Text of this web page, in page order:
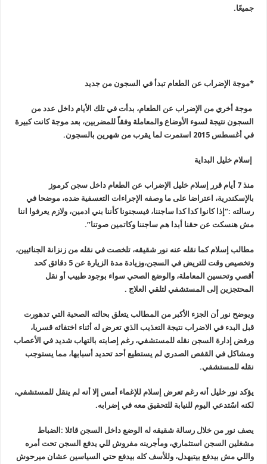
جميعًا.
*موجة الإضراب عن الطعام تبدأ في السجون من جديد
موجة أخري من الإضراب عن الطعام، بدأت في تلك الأيام داخل عدد من
السجون نتيجة لسوء الأوضاع والمعاملة وفقاً للمضربين، بعد موجة كانت كبيرة
في أغسطس2015 استمرت لما يقرب من شهرين بالسجون.
إسلام خليل البداية
منذ 7 أيام قرر إسلام خليل الإضراب عن الطعام داخل سجن كرموز
بالإسكندرية، اعتراضا على ما وصفه الإجراءات التعسفية ضده، موضحا في
رسالته :”إذا كانوا كدا كدا ساجننا، فيسجنونا كأننا بني ادمين، ولازم يعرفوا اننا
مش هنسكت عن حقنا أبدا هم ساجننا وكاتمين صوتنا”.
مطالب إسلام كما نقله عنه نور شقيقه، تلخصت في نقله من زنزانة الجنائيين،
وتخصيص وقت للتريض في السجن،وزيادة مدة الزيارة عن 5 دقائق كحد
أقصي وتحسين المعاملة، والوضع الصحي سواء بوجود طبيب أو نقل
المحتجزين إلى المستشفي لتلقي العلاج .
ويوضح نور أن الجزء الأكبر من المطالب يتعلق بحالته الصحية التي تدهورت
قبل البدء في الاضراب نتيجة التعذيب الذي تعرض له أثناء اختفائه قسريا،
ورفض إدارة السجن نقله للمستشفي، رغم إصابته بالتهاب شديد في الأعصاب
ومشاكل في القفص الصدري لم يستطيع أحد تحديد أسبابها، مما يستوجب
نقله للمستشفي.
يؤكد نور خليل أنه رغم تعرض إسلام للإغماء أمس إلا أنه لم ينقل للمستشفي،
لكنه اسٌتدعي اليوم للنيابة للتحقيق معه في إضرابه.
يصف نور من خلال رسالة شقيقه له الوضع داخل السجن قائلا :الضباط
مشغلين السجن استثماري، ومأجرينه مفروش للي يدفع السجن تحت أمره
واللي مش بيدفع بيتبهدل، وللأسف كله بيدفع حتي السياسين عشان ميرحوش